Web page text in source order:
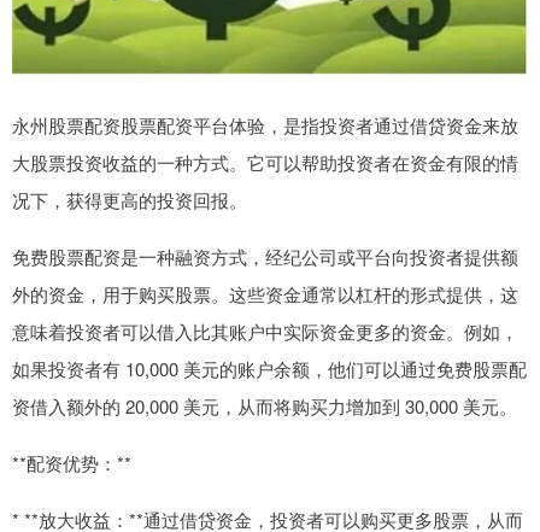
永州股票配资股票配资平台体验，是指投资者通过借贷资金来放
大股票投资收益的一种方式。它可以帮助投资者在资金有限的情
况下，获得更高的投资回报。
免费股票配资是一种融资方式，经纪公司或平台向投资者提供额
外的资金，用于购买股票。这些资金通常以杠杆的形式提供，这
意味着投资者可以借入比其账户中实际资金更多的资金。例如，
如果投资者有 10,000 美元的账户余额，他们可以通过免费股票配
资借入额外的 20,000 美元，从而将购买力增加到 30,000 美元。
**配资优势：**
* **放大收益：**通过借贷资金，投资者可以购买更多股票，从而